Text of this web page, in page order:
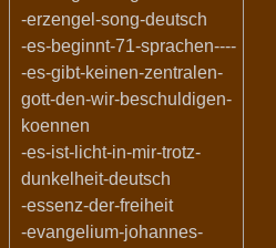
-erzengel-song-deutsch
-es-beginnt-71-sprachen----
-es-gibt-keinen-zentralen-
gott-den-wir-beschuldigen-
koennen
-es-ist-licht-in-mir-trotz-
dunkelheit-deutsch
-essenz-der-freiheit
-evangelium-johannes-